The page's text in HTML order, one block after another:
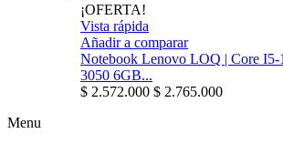
¡OFERTA!
Vista rápida
Añadir a comparar
Notebook Lenovo LOQ | Core
3050 6GB...
$ 2.572.000 $ 2.765.000
Menu